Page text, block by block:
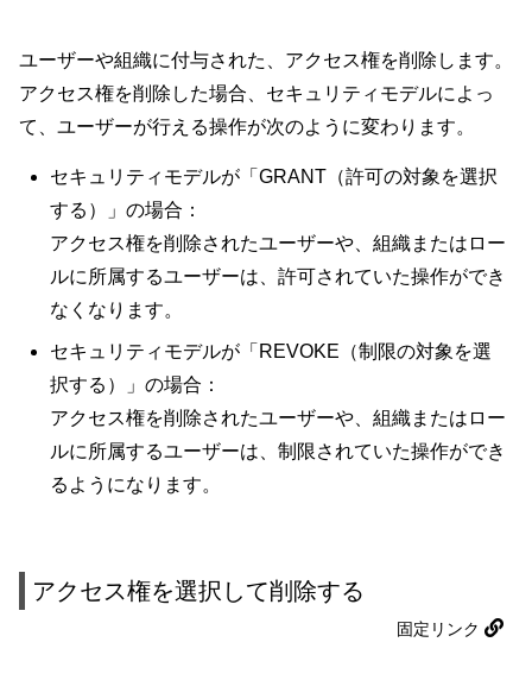
ユーザーや組織に付与された、アクセス権を削除します。
アクセス権を削除した場合、セキュリティモデルによっ
て、ユーザーが行える操作が次のように変わります。
セキュリティモデルが「GRANT（許可の対象を選択
する）」の場合：
アクセス権を削除されたユーザーや、組織またはロー
ルに所属するユーザーは、許可されていた操作ができ
なくなります。
セキュリティモデルが「REVOKE（制限の対象を選
択する）」の場合：
アクセス権を削除されたユーザーや、組織またはロー
ルに所属するユーザーは、制限されていた操作ができ
るようになります。
アクセス権を選択して削除する
固定リンク